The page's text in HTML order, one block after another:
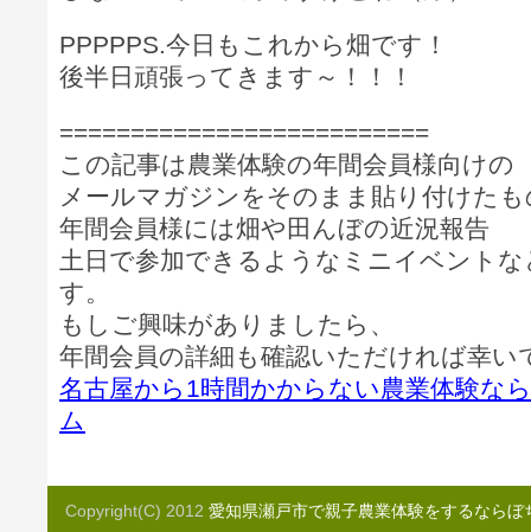
PPPPPS.今日もこれから畑です！
後半日頑張ってきます～！！！
==========================
この記事は農業体験の年間会員様向けの
メールマガジンをそのまま貼り付けた
年間会員様には畑や田んぼの近況報告
土日で参加できるようなミニイベント
す。
もしご興味がありましたら、
年間会員の詳細も確認いただければ幸い
名古屋から1時間かからない農業体験な
ム
Copyright(C) 2012 愛知県瀬戸市で親子農業体験をするならぼ